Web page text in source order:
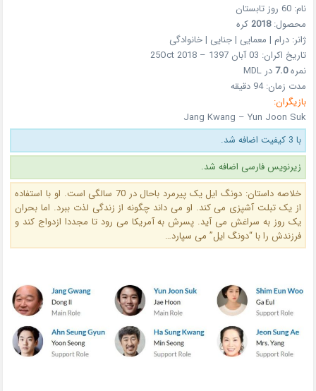
نام: 60 روز تابستان
محصول:2018 کره
ژانر: درام | معمایی | جنایی | خانوادگی
تاریخ اکران: 03 آبان 1397 – 25Oct 2018
نمره7.0در MDL
مدت زمان: 94 دقیقه
بازیگران:
Jang Kwang – Yun Joon Suk
با 3 کیفیت اضافه شد.
زیرنویس فارسی اضافه شد.
خلاصه داستان: دونگ ایل یک پیرمرد باحال در 70 سالگی است. او با استفاده
از یک تبلت آشپزی می کند. او می داند چگونه از زندگی لذت ببرد. اما بحران
یک روز به سراغش می آید. پسرش به آمریکا می رود تا مجددا ازدواج کند و
فرزندش را با “دونگ ایل” می سپارد…